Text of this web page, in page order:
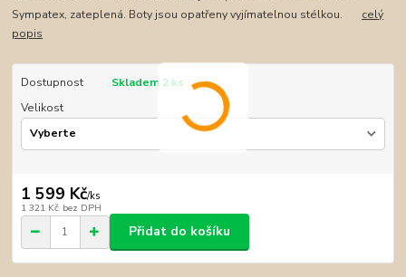
Sympatex, zateplená. Boty jsou opatřeny vyjímatelnou stélkou. celý
popis
Dostupnost
Skladem 2 ks
Velikost
1 599 Kč/ks
1 321 Kč bez DPH
Přidat do košíku